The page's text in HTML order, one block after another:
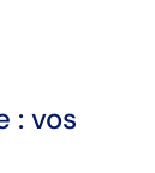
: vos